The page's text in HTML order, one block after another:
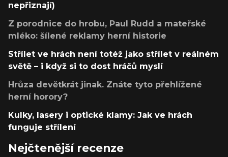
nepřiznají)
Z porodnice do hrobu, Paul Rudd a mateřské
mléko: šílené reklamy herní historie
Střílet ve hrách není totéž jako střílet v reálném
světě – i když si to dost hráčů myslí
Hrůza devětkrát jinak. Znáte tyto přehlížené
herní horory?
Kulky, lasery i optické klamy: Jak ve hrách
funguje střílení
Nejčtenější recenze